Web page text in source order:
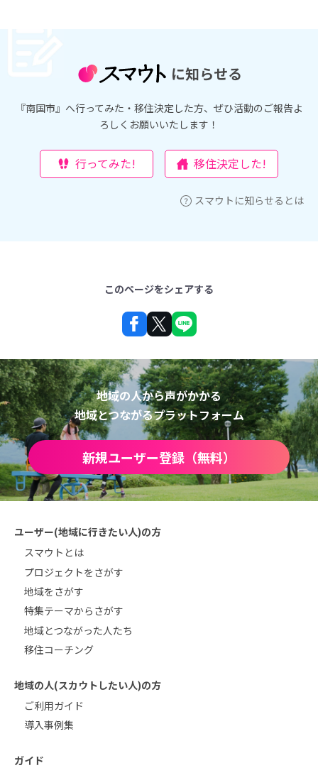
に知らせる
『南国市』へ行ってみた・移住決定した方、ぜひ活動のご報告よ
ろしくお願いいたします！
行ってみた! 移住決定した!
スマウトに知らせるとは
このページをシェアする
地域の人から声がかかる
地域とつながるプラットフォーム
新規ユーザー登録（無料）
ユーザー(地域に行きたい人)の方
スマウトとは
プロジェクトをさがす
地域をさがす
特集テーマからさがす
地域とつながった人たち
移住コーチング
地域の人(スカウトしたい人)の方
ご利用ガイド
導入事例集
ガイド